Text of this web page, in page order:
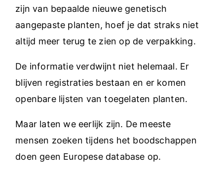
zijn van bepaalde nieuwe genetisch
aangepaste planten, hoef je dat straks niet
altijd meer terug te zien op de verpakking.
De informatie verdwijnt niet helemaal. Er
blijven registraties bestaan en er komen
openbare lijsten van toegelaten planten.
Maar laten we eerlijk zijn. De meeste
mensen zoeken tijdens het boodschappen
doen geen Europese database op.